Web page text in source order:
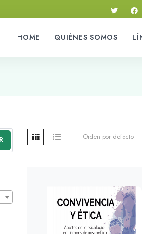
HOME QUIÉNES SOMOS
Orden por defecto